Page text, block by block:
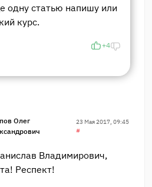
одну статью напишу или
курс.
+4
Олег
23 Мая 2017, 09:45
#
Владимирович,
Респект!